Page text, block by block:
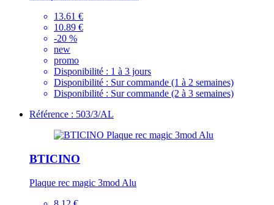
13.61 €
10.89 €
-20 %
new
promo
Disponibilité : 1 à 3 jours
Disponibilité : Sur commande (1 à 2 semaines)
Disponibilité : Sur commande (2 à 3 semaines)
Référence : 503/3/AL
BTICINO
Plaque rec magic 3mod Alu